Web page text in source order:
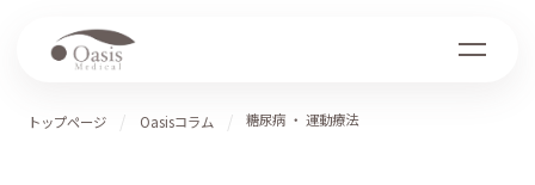
トップページ Oasisコラム 糖尿病 ・ 運動療法